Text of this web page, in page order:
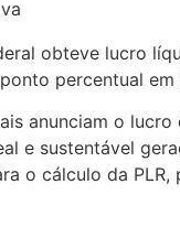
obteve lucro
percentual em
anunciam o
e sustentável
o cálculo da